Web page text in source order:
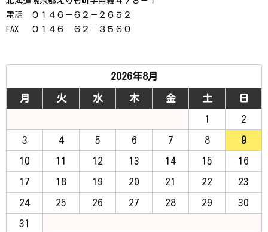
電話 ０１４６－６２－２６５２
FAX ０１４６－６２－３５６０
2026年8月
月 火 水 木 金 土 日
1 2
3 4 5 6 7 8 9
10 11 12 13 14 15 16
17 18 19 20 21 22 23
24 25 26 27 28 29 30
31